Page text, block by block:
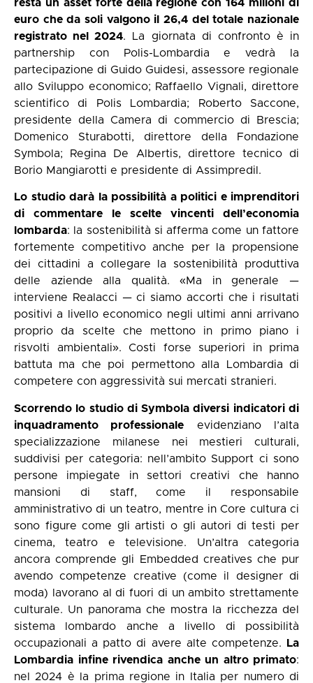
resta un asset forte della regione con 164 milioni di
euro che da soli valgono il 26,4 del totale nazionale
registrato nel 2024. La giornata di confronto è in
partnership con Polis-Lombardia e vedrà la
partecipazione di Guido Guidesi, assessore regionale
allo Sviluppo economico; Raffaello Vignali, direttore
scientifico di Polis Lombardia; Roberto Saccone,
presidente della Camera di commercio di Brescia;
Domenico Sturabotti, direttore della Fondazione
Symbola; Regina De Albertis, direttore tecnico di
Borio Mangiarotti e presidente di Assimpredil.
Lo studio darà la possibilità a politici e imprenditori
di commentare le scelte vincenti dell’economia
lombarda: la sostenibilità si afferma come un fattore
fortemente competitivo anche per la propensione
dei cittadini a collegare la sostenibilità produttiva
delle aziende alla qualità. «Ma in generale —
interviene Realacci — ci siamo accorti che i risultati
positivi a livello economico negli ultimi anni arrivano
proprio da scelte che mettono in primo piano i
risvolti ambientali». Costi forse superiori in prima
battuta ma che poi permettono alla Lombardia di
competere con aggressività sui mercati stranieri.
Scorrendo lo studio di Symbola diversi indicatori di
inquadramento professionale evidenziano l’alta
specializzazione milanese nei mestieri culturali,
suddivisi per categoria: nell’ambito Support ci sono
persone impiegate in settori creativi che hanno
mansioni di staff, come il responsabile
amministrativo di un teatro, mentre in Core cultura ci
sono figure come gli artisti o gli autori di testi per
cinema, teatro e televisione. Un’altra categoria
ancora comprende gli Embedded creatives che pur
avendo competenze creative (come il designer di
moda) lavorano al di fuori di un ambito strettamente
culturale. Un panorama che mostra la ricchezza del
sistema lombardo anche a livello di possibilità
occupazionali a patto di avere alte competenze. La
Lombardia infine rivendica anche un altro primato:
nel 2024 è la prima regione in Italia per numero di